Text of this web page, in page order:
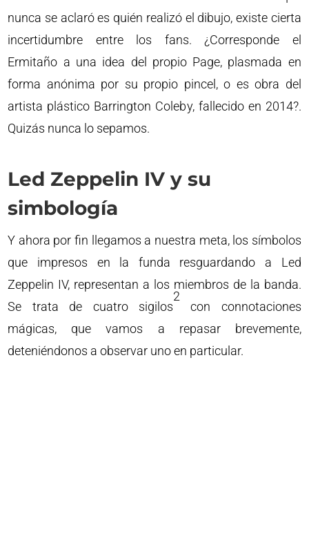
nunca se aclaró es quién realizó el dibujo, existe cierta
incertidumbre entre los fans. ¿Corresponde el
Ermitaño a una idea del propio Page, plasmada en
forma anónima por su propio pincel, o es obra del
artista plástico Barrington Coleby, fallecido en 2014?.
Quizás nunca lo sepamos.
Led Zeppelin IV y su
simbología
Y ahora por fin llegamos a nuestra meta, los símbolos
que impresos en la funda resguardando a Led
Zeppelin IV, representan a los miembros de la banda.
Se trata de cuatro sigilos
2
con connotaciones
mágicas, que vamos a repasar brevemente,
deteniéndonos a observar uno en particular.